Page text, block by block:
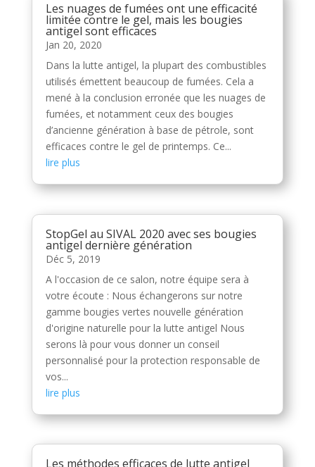
Les nuages de fumées ont une efficacité
limitée contre le gel, mais les bougies
antigel sont efficaces
Jan 20, 2020
Dans la lutte antigel, la plupart des combustibles
utilisés émettent beaucoup de fumées. Cela a
mené à la conclusion erronée que les nuages de
fumées, et notamment ceux des bougies
d’ancienne génération à base de pétrole, sont
efficaces contre le gel de printemps. Ce...
lire plus
StopGel au SIVAL 2020 avec ses bougies
antigel dernière génération
Déc 5, 2019
A l'occasion de ce salon, notre équipe sera à
votre écoute : Nous échangerons sur notre
gamme bougies vertes nouvelle génération
d'origine naturelle pour la lutte antigel Nous
serons là pour vous donner un conseil
personnalisé pour la protection responsable de
vos...
lire plus
Les méthodes efficaces de lutte antigel